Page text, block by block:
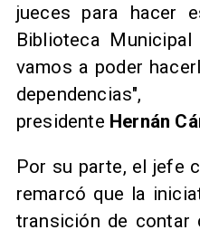
jueces para hacer
Biblioteca
vamos a poder
presidente Hernán
Por su parte, el jefe
remarcó que la
transición de contar